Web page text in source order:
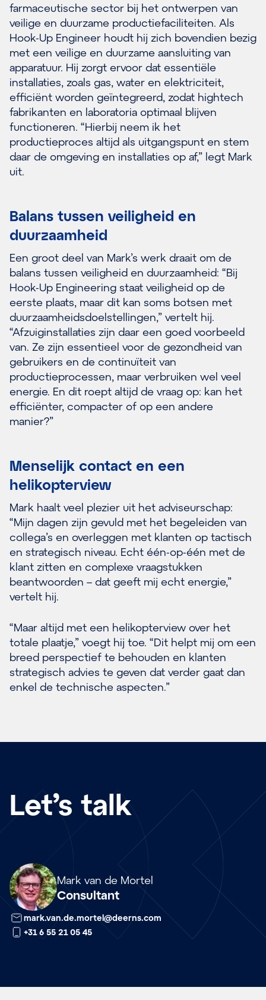
farmaceutische sector bij het ontwerpen van
veilige en duurzame productiefaciliteiten. Als
Hook-Up Engineer houdt hij zich bovendien bezig
met een veilige en duurzame aansluiting van
apparatuur. Hij zorgt ervoor dat essentiële
installaties, zoals gas, water en elektriciteit,
efficiënt worden geïntegreerd, zodat hightech
fabrikanten en laboratoria optimaal blijven
functioneren. “Hierbij neem ik het
productieproces altijd als uitgangspunt en stem
daar de omgeving en installaties op af,” legt Mark
uit.
Balans tussen veiligheid en
duurzaamheid
Een groot deel van Mark’s werk draait om de
balans tussen veiligheid en duurzaamheid: “Bij
Hook-Up Engineering staat veiligheid op de
eerste plaats, maar dit kan soms botsen met
duurzaamheidsdoelstellingen,” vertelt hij.
“Afzuiginstallaties zijn daar een goed voorbeeld
van. Ze zijn essentieel voor de gezondheid van
gebruikers en de continuïteit van
productieprocessen, maar verbruiken wel veel
energie. En dit roept altijd de vraag op: kan het
efficiënter, compacter of op een andere
manier?”
Menselijk contact en een
helikopterview
Mark haalt veel plezier uit het adviseurschap:
“Mijn dagen zijn gevuld met het begeleiden van
collega’s en overleggen met klanten op tactisch
en strategisch niveau. Echt één-op-één met de
klant zitten en complexe vraagstukken
beantwoorden – dat geeft mij echt energie,”
vertelt hij.
“Maar altijd met een helikopterview over het
totale plaatje,” voegt hij toe. “Dit helpt mij om een
breed perspectief te behouden en klanten
strategisch advies te geven dat verder gaat dan
enkel de technische aspecten.”
Let’s talk
Mark van de Mortel
Consultant
Array
mark.van.de.mortel@deerns.com
+31 6 55 21 05 45